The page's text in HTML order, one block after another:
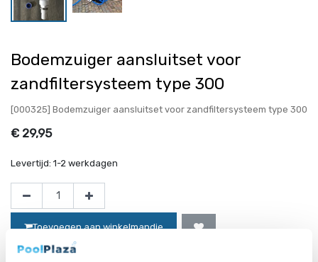
Bodemzuiger aansluitset voor
zandfiltersysteem type 300
[000325] Bodemzuiger aansluitset voor zandfiltersysteem type 300
€ 29,95
Levertijd: 1-2 werkdagen
Toevoegen aan winkelmandje